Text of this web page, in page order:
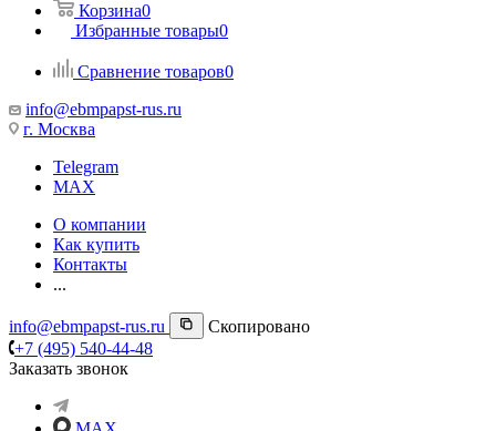
Корзина0
Избранные товары0
Сравнение товаров0
info@ebmpapst-rus.ru
г. Москва
Telegram
MAX
О компании
Как купить
Контакты
...
info@ebmpapst-rus.ru
Скопировано
+7 (495) 540-44-48
Заказать звонок